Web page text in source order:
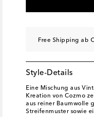
Free Shipping ab
Style-Details
Eine Mischung aus
Kreation von Cozmo
aus reiner Baumwolle
Streifenmuster sowie